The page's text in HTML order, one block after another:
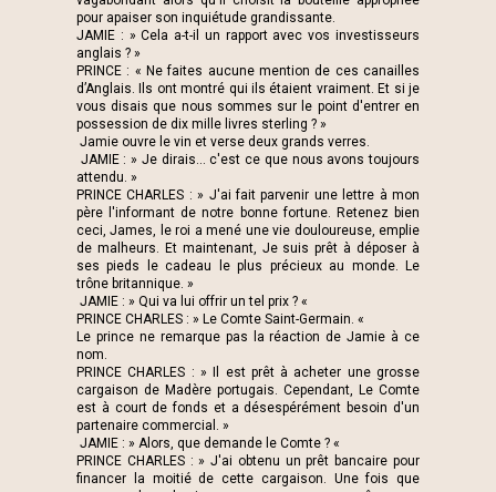
pour apaiser son inquiétude grandissante.
JAMIE : » Cela a-t-il un rapport avec vos investisseurs
anglais ? »
PRINCE : « Ne faites aucune mention de ces canailles
d’Anglais. Ils ont montré qui ils étaient vraiment. Et si je
vous disais que nous sommes sur le point d'entrer en
possession de dix mille livres sterling ? »
Jamie ouvre le vin et verse deux grands verres.
JAMIE : » Je dirais... c'est ce que nous avons toujours
attendu. »
PRINCE CHARLES : » J'ai fait parvenir une lettre à mon
père l'informant de notre bonne fortune. Retenez bien
ceci, James, le roi a mené une vie douloureuse, emplie
de malheurs. Et maintenant, Je suis prêt à déposer à
ses pieds le cadeau le plus précieux au monde. Le
trône britannique. »
JAMIE : » Qui va lui offrir un tel prix ? «
PRINCE CHARLES : » Le Comte Saint-Germain. «
Le prince ne remarque pas la réaction de Jamie à ce
nom.
PRINCE CHARLES : » Il est prêt à acheter une grosse
cargaison de Madère portugais. Cependant, Le Comte
est à court de fonds et a désespérément besoin d'un
partenaire commercial. »
JAMIE : » Alors, que demande le Comte ? «
PRINCE CHARLES : » J'ai obtenu un prêt bancaire pour
financer la moitié de cette cargaison. Une fois que